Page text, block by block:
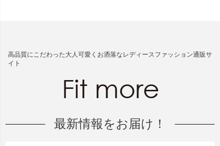
高品質にこだわった大人可愛くお洒落なレディースファッション通販サ
イト
最新情報をお届け！